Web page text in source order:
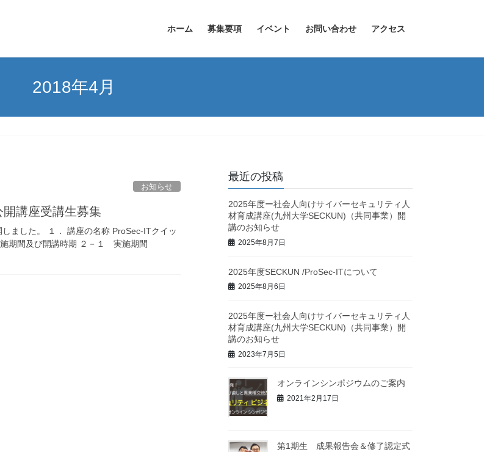
ホーム 募集要項 イベント お問い合わせ アクセス
2018年4月
お知らせ
講座受講生募集
ました。 １． 講座の名称 ProSec-ITクイッ
期間及び開講時期 ２－１ 実施期間
最近の投稿
2025年度ー社会人向けサイバーセキュリティ人
材育成講座(九州大学SECKUN)（共同事業）開
講のお知らせ
2025年8月7日
2025年度SECKUN /ProSec-ITについて
2025年8月6日
2025年度ー社会人向けサイバーセキュリティ人
材育成講座(九州大学SECKUN)（共同事業）開
講のお知らせ
2023年7月5日
オンラインシンポジウムのご案内
2021年2月17日
第1期生 成果報告会＆修了認定式